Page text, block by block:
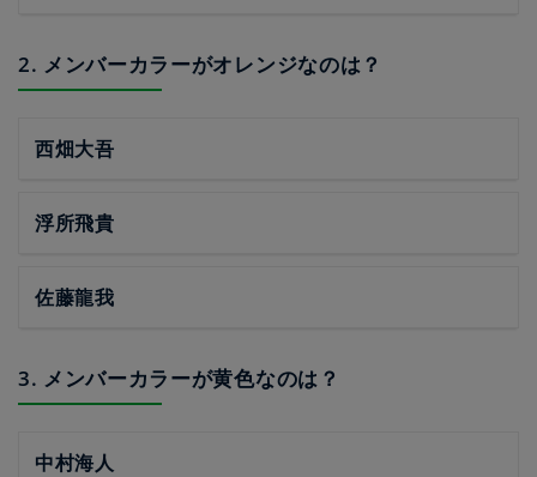
2. メンバーカラーがオレンジなのは？
西畑大吾
浮所飛貴
佐藤龍我
3. メンバーカラーが黄色なのは？
中村海人